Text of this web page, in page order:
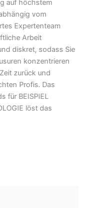
auf höchstem
vom
Expertenteam
Arbeit
diskret, sodass Sie
konzentrieren
zurück und
Profis. Das
für BEISPIEL
löst das